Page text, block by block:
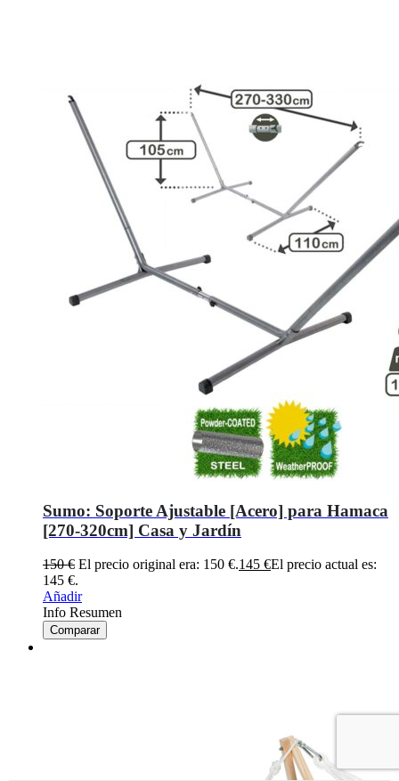
Sumo: Soporte Ajustable [Acero] para Hamaca
[270-320cm] Casa y Jardín
150€ El precio original era: 150 €.145 €El precio actual es:
145 €.
Añadir
Info Resumen
Comparar